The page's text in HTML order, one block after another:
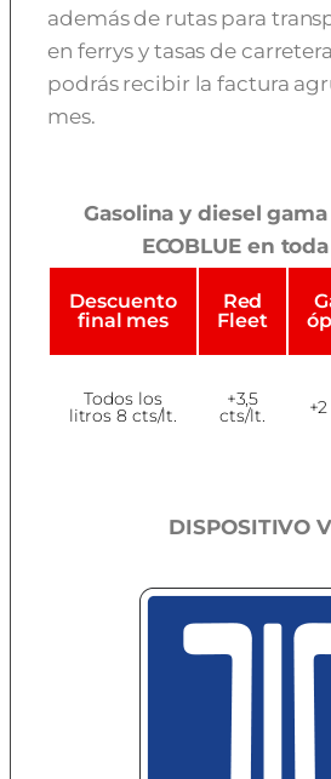
además de rutas para
en ferrys y tasas de
podrás recibir la factura
mes.
Gasolina y diesel gama
ECOBLUE en
Descuento
final mes
Red
Fleet
Todos los
litros 8 cts/lt.
+3,5
cts/lt.
DISPOSITIVO